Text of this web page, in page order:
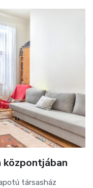
központjában
társasház